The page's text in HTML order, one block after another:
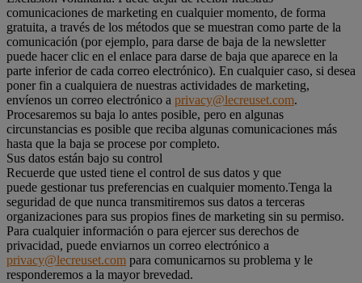
comunicaciones de marketing en cualquier momento, de forma
gratuita, a través de los métodos que se muestran como parte de la
comunicación (por ejemplo, para darse de baja de la newsletter
puede hacer clic en el enlace para darse de baja que aparece en la
parte inferior de cada correo electrónico). En cualquier caso, si desea
poner fin a cualquiera de nuestras actividades de marketing,
envíenos un correo electrónico a privacy@lecreuset.com.
Procesaremos su baja lo antes posible, pero en algunas
circunstancias es posible que reciba algunas comunicaciones más
hasta que la baja se procese por completo.
Sus datos están bajo su control
Recuerde que usted tiene el control de sus datos y que
puede gestionar tus preferencias en cualquier momento.Tenga la
seguridad de que nunca transmitiremos sus datos a terceras
organizaciones para sus propios fines de marketing sin su permiso.
Para cualquier información o para ejercer sus derechos de
privacidad, puede enviarnos un correo electrónico a
privacy@lecreuset.com para comunicarnos su problema y le
responderemos a la mayor brevedad.